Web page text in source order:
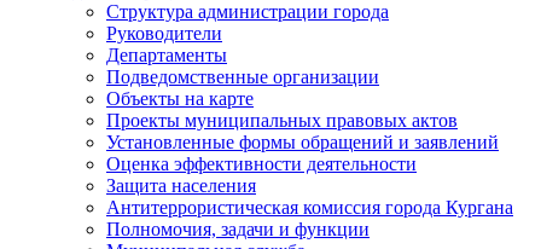
Структура администрации города
Руководители
Департаменты
Подведомственные организации
Объекты на карте
Проекты муниципальных правовых актов
Установленные формы обращений и заявлений
Оценка эффективности деятельности
Защита населения
Антитеррористическая комиссия города Кургана
Полномочия, задачи и функции